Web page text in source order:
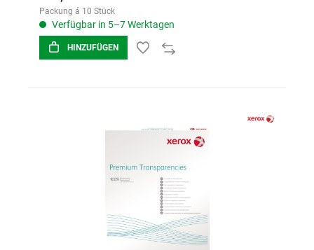
Packung á 10 Stück
Verfügbar in 5–7 Werktagen
HINZUFÜGEN